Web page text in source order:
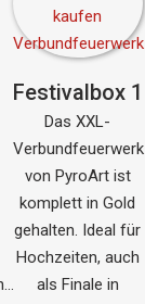
Festivalbox 1
Das XXL-
Verbundfeuerwerk
von PyroArt ist
komplett in Gold
gehalten. Ideal für
Hochzeiten, auch
als Finale in